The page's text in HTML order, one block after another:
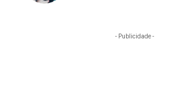
- Publicidade -